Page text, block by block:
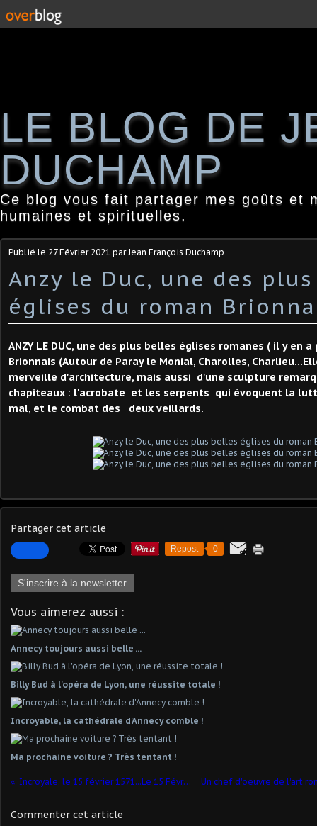
LE BLOG DE
DUCHAMP
Ce blog vous fait partager mes goûts et
humaines et spirituelles.
Publié le 27 Février 2021 par Jean François Duchamp
Anzy le Duc, une des
églises du roman
ANZY LE DUC, une des plus belles églises romanes ( il y en
Brionnais (Autour de Paray le Monial, Charolles,
merveille d'architecture, mais aussi d'une sculpture
chapiteaux : l'acrobate et les serpents qui évoquent la
mal, et le combat des deux veillards.
Partager cet article
Repost 0
S'inscrire à la newsletter
Vous aimerez aussi :
Annecy toujours aussi belle ...
Billy Bud à l'opéra de Lyon, une réussite totale !
Incroyable, la cathédrale d'Annecy comble !
Ma prochaine voiture ? Très tentant !
Incroyale, le 15 février 1571...Le 15 Février 1621 ?
Commenter cet article